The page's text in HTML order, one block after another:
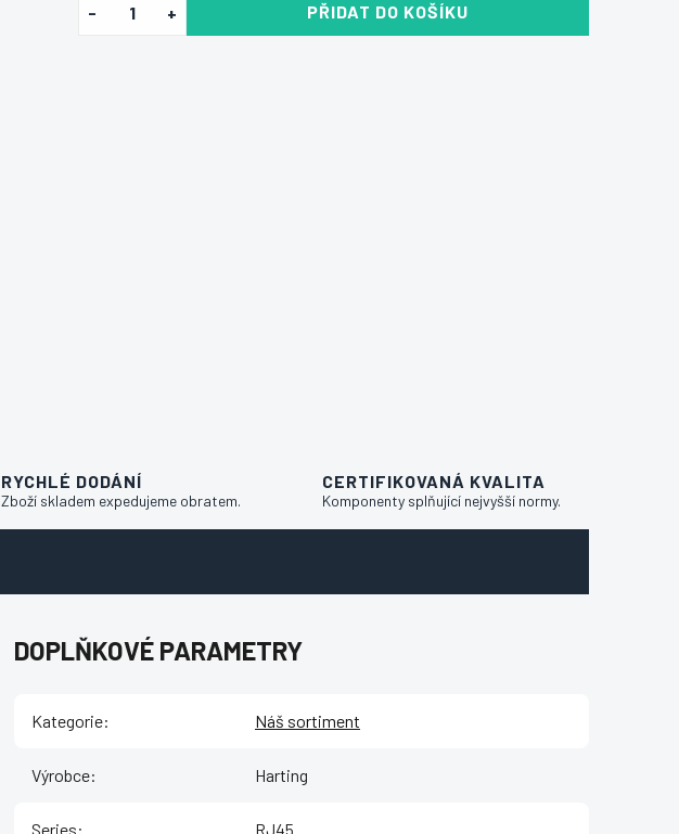
PŘIDAT DO KOŠÍKU
RYCHLÉ DODÁNÍ
Zboží skladem expedujeme obratem.
CERTIFIKOVANÁ KVALITA
Komponenty splňující nejvyšší normy.
DOPLŇKOVÉ PARAMETRY
Kategorie: Náš sortiment
Výrobce: Harting
Series: RJ45